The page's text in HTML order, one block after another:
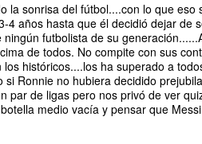
la sonrisa del fútbol....con lo que
4 años hasta que él decidió dejar de
futbolista de su
de todos. No compite con sus
históricos....los ha superado a
Ronnie no hubiera decidido
par de ligas pero nos privó de ver
medio vacía y pensar que